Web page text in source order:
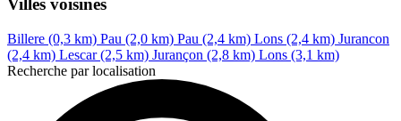
Villes voisines
Billere (0,3 km) Pau (2,0 km) Pau (2,4 km) Lons (2,4 km) Jurancon
(2,4 km) Lescar (2,5 km) Jurançon (2,8 km) Lons (3,1 km)
Recherche par localisation